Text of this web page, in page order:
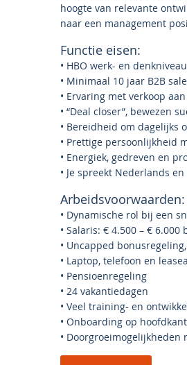
hoogte van relevante
naar een management
Functie eisen:
• HBO werk- en denkniveau
• Minimaal 10 jaar B2B
• Ervaring met verkoop
• “Deal closer”, bewezen
• Bereidheid om dagelijks
• Prettige persoonlijkheid
• Energiek, gedreven en
• Je spreekt Nederlands en
Arbeidsvoorwaarden:
• Dynamische rol bij een
• Salaris: € 4.500 – €
• Uncapped
• Laptop, telefoon en
• Pensioenregeling
• 24 vakantiedagen
• Veel training- en
• Onboarding op
•